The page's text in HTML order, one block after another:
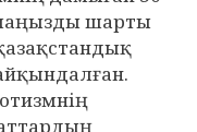
маңызды шарты